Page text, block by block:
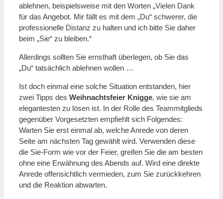
ablehnen, beispielsweise mit den Worten „Vielen Dank
für das Angebot. Mir fällt es mit dem „Du“ schwerer, die
professionelle Distanz zu halten und ich bitte Sie daher
beim „Sie“ zu bleiben.“
Allerdings sollten Sie ernsthaft überlegen, ob Sie das
„Du“ tatsächlich ablehnen wollen …
Ist doch einmal eine solche Situation entstanden, hier
zwei Tipps des Weihnachtsfeier Knigge, wie sie am
elegantesten zu lösen ist. In der Rolle des Teammitglieds
gegenüber Vorgesetzten empfiehlt sich Folgendes:
Warten Sie erst einmal ab, welche Anrede von deren
Seite am nächsten Tag gewählt wird. Verwenden diese
die Sie-Form wie vor der Feier, greifen Sie die am besten
ohne eine Erwähnung des Abends auf. Wird eine direkte
Anrede offensichtlich vermieden, zum Sie zurückkehren
und die Reaktion abwarten.